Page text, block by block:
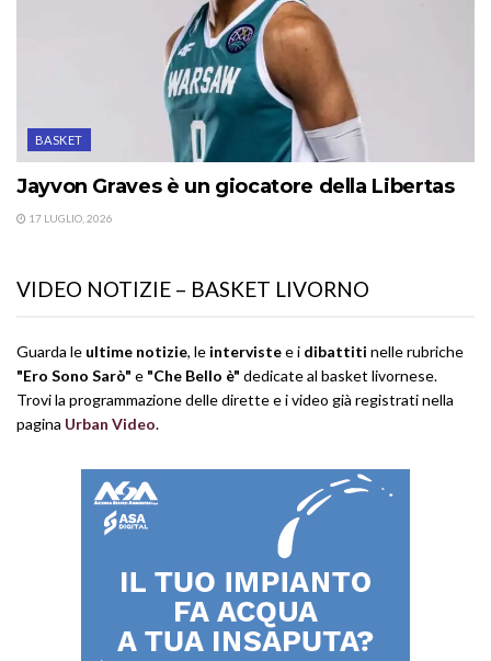
BASKET
Jayvon Graves è un giocatore della Libertas
17 LUGLIO, 2026
VIDEO NOTIZIE – BASKET LIVORNO
Guarda le ultime notizie, le intervistee i dibattiti nelle rubriche
"Ero Sono Sarò" e "Che Bello è" dedicate al basket livornese.
Trovi la programmazione delle dirette e i video già registrati nella
pagina Urban Video.